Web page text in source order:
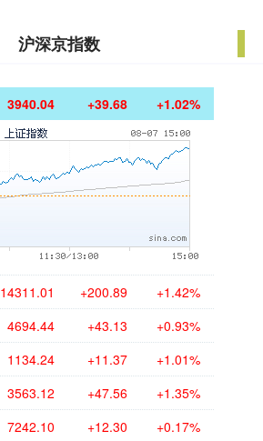
沪深京指数
3940.04 +39.68 +1.02%
14311.01 +200.89 +1.42%
4694.44 +43.13 +0.93%
1134.24 +11.37 +1.01%
3563.12 +47.56 +1.35%
7242.10 +12.30 +0.17%